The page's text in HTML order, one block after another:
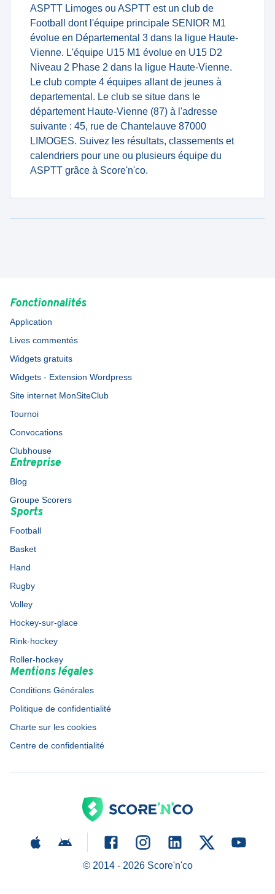
ASPTT Limoges ou ASPTT est un club de
Football dont l'équipe principale SENIOR M1
évolue en Départemental 3 dans la ligue Haute-
Vienne. L'équipe U15 M1 évolue en U15 D2
Niveau 2 Phase 2 dans la ligue Haute-Vienne.
Le club compte 4 équipes allant de jeunes à
departemental. Le club se situe dans le
département Haute-Vienne (87) à l'adresse
suivante : 45, rue de Chantelauve 87000
LIMOGES. Suivez les résultats, classements et
calendriers pour une ou plusieurs équipe du
ASPTT grâce à Score'n'co.
Fonctionnalités
Application
Lives commentés
Widgets gratuits
Widgets - Extension Wordpress
Site internet MonSiteClub
Tournoi
Convocations
Clubhouse
Entreprise
Blog
Groupe Scorers
Sports
Football
Basket
Hand
Rugby
Volley
Hockey-sur-glace
Rink-hockey
Roller-hockey
Mentions légales
Conditions Générales
Politique de confidentialité
Charte sur les cookies
Centre de confidentialité
© 2014 - 2026Score'n'co